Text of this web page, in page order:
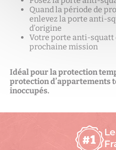
Quand la période de
enlevez la porte anti-
d’origine
Votre porte anti-squatt
prochaine mission
Idéal pour la protection
protection d’appartements
inoccupés.